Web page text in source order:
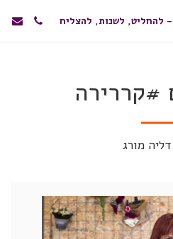
- להחליט, לשנות, להצליח
#קררירה
מורג